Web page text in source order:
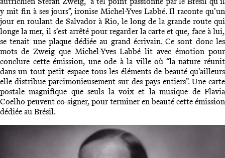
y mit fin à ses jours”, ironise Michel-Yves Labbé. Il raconte qu’un
jour en roulant de Salvador à Rio, le long de la grande route qui
longe la mer, il s’est arrêté pour regarder la carte et que, face à lui,
se tenait une plaque dédiée au grand écrivain. Ce sont donc les
mots de Zweig que Michel-Yves Labbé lit avec émotion pour
conclure cette émission, une ode à la ville où “la nature réunit
dans un tout petit espace tous les éléments de beauté qu’ailleurs
elle distribue parcimonieusement sur des pays entiers”. Une carte
postale magnifique que seuls la voix et la musique de Flavia
Coelho peuvent co-signer, pour terminer en beauté cette émission
dédiée au Brésil.